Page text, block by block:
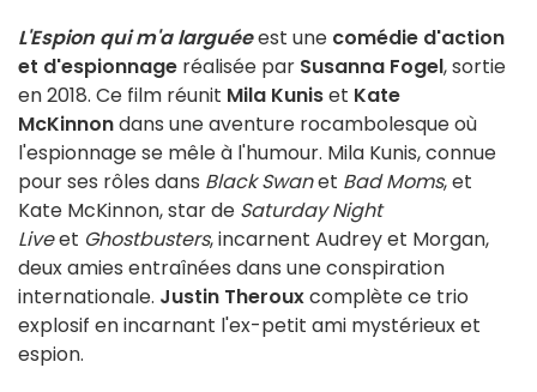
L'Espion qui m'a larguéeest une comédie d'action
et d'espionnage réalisée par Susanna Fogel, sortie
en 2018. Ce film réunit Mila Kuniset Kate
McKinnondans une aventure rocambolesque où
l'espionnage se mêle à l'humour. Mila Kunis, connue
pour ses rôles dans Black Swanet Bad Moms, et
Kate McKinnon, star de Saturday Night
Liveet Ghostbusters, incarnent Audrey et Morgan,
deux amies entraînées dans une conspiration
internationale. Justin Therouxcomplète ce trio
explosif en incarnant l'ex-petit ami mystérieux et
espion.